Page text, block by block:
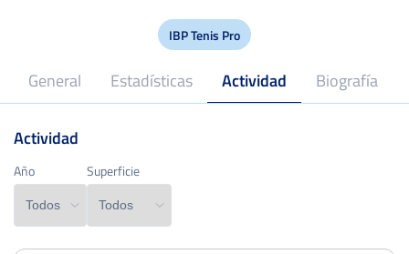
IBP Tenis Pro
General Estadísticas Actividad Biografía
Profesional desde
Año Superficie
Actividad
Año Superficie